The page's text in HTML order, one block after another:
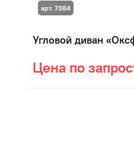
Угловой диван
Цена по
арт. 7384